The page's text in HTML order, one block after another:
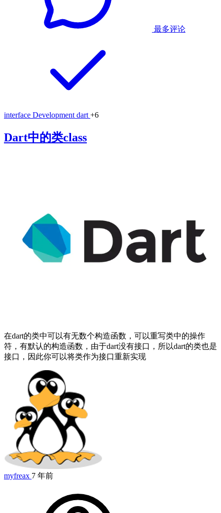
最多评论
interface Development dart +6
Dart中的类class
在dart的类中可以有无数个构造函数，可以重写类中的操作
符，有默认的构造函数，由于dart没有接口，所以dart的类也是
接口，因此你可以将类作为接口重新实现
myfreax 7 年前